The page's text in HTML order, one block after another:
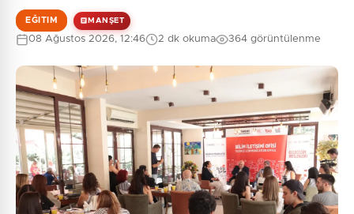
Güvenlik Sorusu:
Gönder
EĞITIM MANŞET
08 Ağustos 2026, 12:46 2 dk okuma 364 görüntülenme